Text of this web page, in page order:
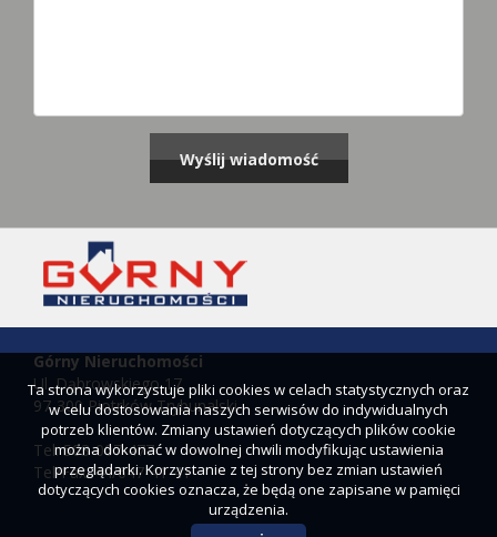
Górny Nieruchomości
Ul. Dąbrowskiego 17
97-300 Piotrków Trybunalski
Tel. 503-007-477
Tel/Fax: 44/647-41-41
Ta strona wykorzystuje pliki cookies w celach statystycznych oraz
w celu dostosowania naszych serwisów do indywidualnych
potrzeb klientów. Zmiany ustawień dotyczących plików cookie
można dokonać w dowolnej chwili modyfikując ustawienia
przeglądarki. Korzystanie z tej strony bez zmian ustawień
dotyczących cookies oznacza, że będą one zapisane w pamięci
urządzenia.